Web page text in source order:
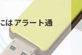
はアラート通
わせ